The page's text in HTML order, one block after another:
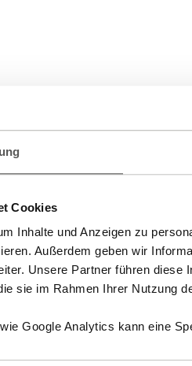
Cookies
Inhalte und Anzeigen zu
Außerdem geben wir
Unsere Partner führen
sie im Rahmen Ihrer Nutzung
Google Analytics kann eine